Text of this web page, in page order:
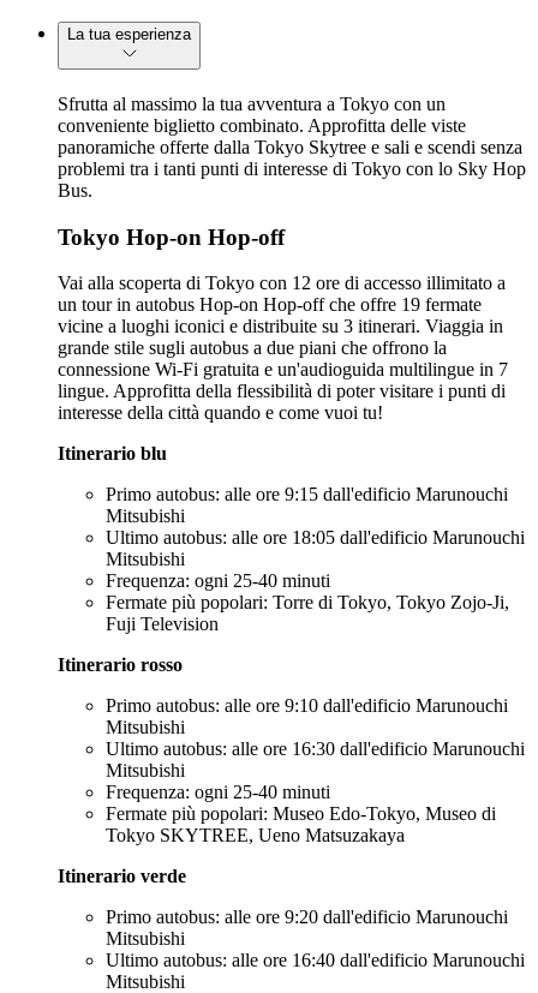
La tua esperienza
Sfrutta al massimo la tua avventura a Tokyo con un
conveniente biglietto combinato. Approfitta delle viste
panoramiche offerte dalla Tokyo Skytree e sali e scendi senza
problemi tra i tanti punti di interesse di Tokyo con lo Sky Hop
Bus.
Tokyo Hop-on Hop-off
Vai alla scoperta di Tokyo con 12 ore di accesso illimitato a
un tour in autobus Hop-on Hop-off che offre 19 fermate
vicine a luoghi iconici e distribuite su 3 itinerari. Viaggia in
grande stile sugli autobus a due piani che offrono la
connessione Wi-Fi gratuita e un'audioguida multilingue in 7
lingue. Approfitta della flessibilità di poter visitare i punti di
interesse della città quando e come vuoi tu!
Itinerario blu
Primo autobus: alle ore 9:15 dall'edificio Marunouchi
Mitsubishi
Ultimo autobus: alle ore 18:05 dall'edificio Marunouchi
Mitsubishi
Frequenza: ogni 25-40 minuti
Fermate più popolari: Torre di Tokyo, Tokyo Zojo-Ji,
Fuji Television
Itinerario rosso
Primo autobus: alle ore 9:10 dall'edificio Marunouchi
Mitsubishi
Ultimo autobus: alle ore 16:30 dall'edificio Marunouchi
Mitsubishi
Frequenza: ogni 25-40 minuti
Fermate più popolari: Museo Edo-Tokyo, Museo di
Tokyo SKYTREE, Ueno Matsuzakaya
Itinerario verde
Primo autobus: alle ore 9:20 dall'edificio Marunouchi
Mitsubishi
Ultimo autobus: alle ore 16:40 dall'edificio Marunouchi
Mitsubishi